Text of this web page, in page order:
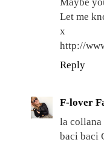
Let me
x
http://
Reply
F-lover
la
baci baci